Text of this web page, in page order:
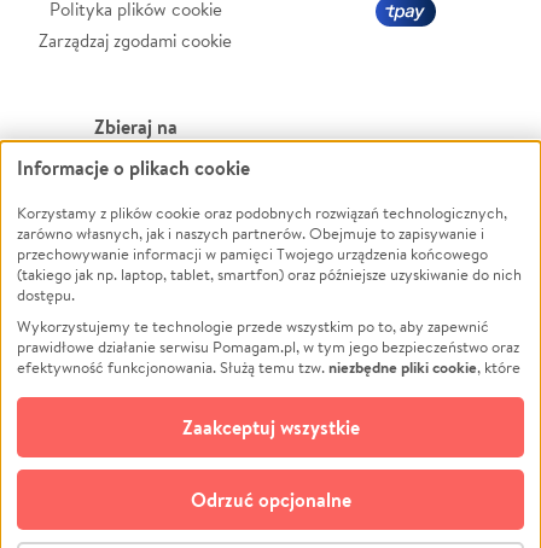
Polityka plików cookie
Zarządzaj zgodami cookie
Zbieraj na
Leczenie
Zwierzęta
Pożar
Ukraina
Pomoc Finansowa
Projekty
Pogrzeb
Społeczność lokalna
Kultura
Powódź
Wichura
NGO
Edukacja
Podróż
Impreza
Ochrona środowiska
Biznes
Informacje o plikach cookie
Korzystamy z plików cookie oraz podobnych rozwiązań technologicznych,
zarówno własnych, jak i naszych partnerów. Obejmuje to zapisywanie i
przechowywanie informacji w pamięci Twojego urządzenia końcowego
(takiego jak np. laptop, tablet, smartfon) oraz późniejsze uzyskiwanie do nich
dostępu.
Wykorzystujemy te technologie przede wszystkim po to, aby zapewnić
prawidłowe działanie serwisu Pomagam.pl, w tym jego bezpieczeństwo oraz
efektywność funkcjonowania. Służą temu tzw.niezbędne pliki cookie, które
opcjonalnych plików cookie
technologii do celów analitycznych i retargetingowych. Możesz wyrazić
zgodę na ich stosowanie lub jej odmówić. W dowolnym momencie masz
możliwość zmiany swoich preferencji na stronie „Zarządzaj zgodami cookie”,
do której link znajdziesz w stopce serwisu Pomagam.pl. Opcjonalne pliki
cookie wykorzystywane są w następujących celach:
Odrzuć opcjonalne
Zaakceptuj wszystkie